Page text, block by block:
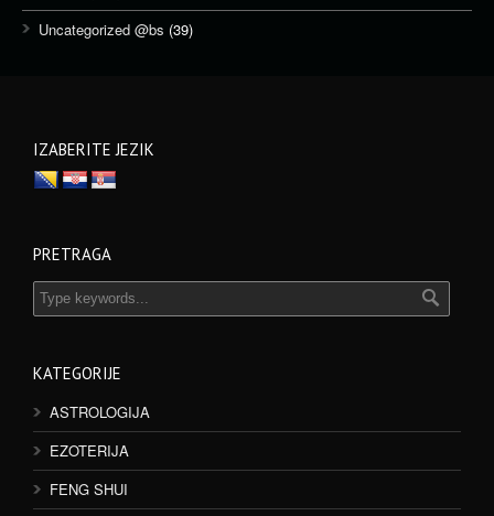
Uncategorized @bs (39)
IZABERITE JEZIK
PRETRAGA
KATEGORIJE
ASTROLOGIJA
EZOTERIJA
FENG SHUI